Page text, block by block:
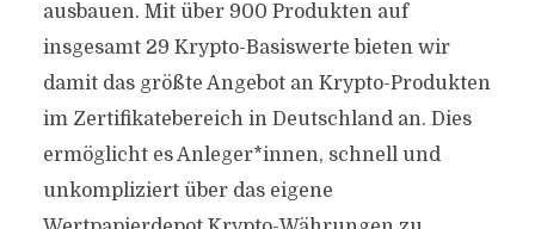
ausbauen. Mit über 900 Produkten auf
insgesamt 29 Krypto-Basiswerte bieten wir
damit das größte Angebot an Krypto-Produkten
im Zertifikatebereich in Deutschland an. Dies
ermöglicht es Anleger*innen, schnell und
unkompliziert über das eigene